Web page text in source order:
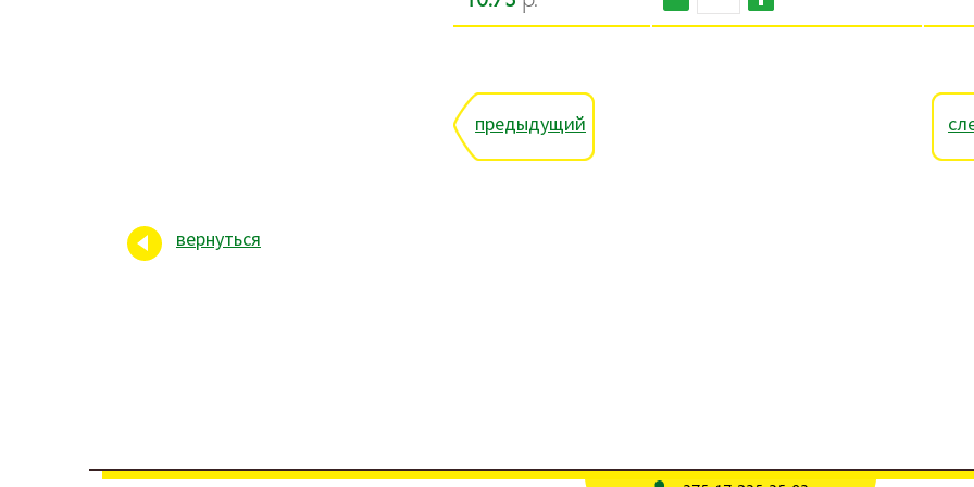
предыдущий
вернуться